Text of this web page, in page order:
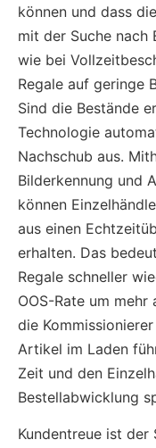
können und dass
mit der Suche nach
wie bei
Regale auf geringe
Sind die Bestände
Technologie
Nachschub aus.
Bilderkennung und
können
aus einen
erhalten. Das
Regale schneller
OOS-Rate um
die
Artikel im Laden
Zeit und den
Bestellabwicklung
Kundentreue ist der